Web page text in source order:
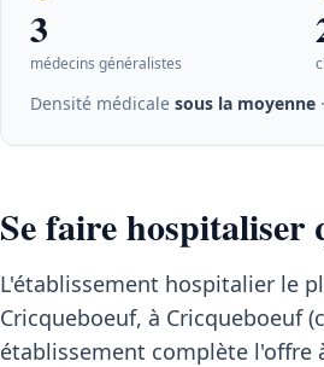
3
médecins généralistes
Densité médicale sous la moyenne
Se faire hospitaliser
L'établissement hospitalier le
Cricqueboeuf, à Cricqueboeuf
établissement complète l'offre